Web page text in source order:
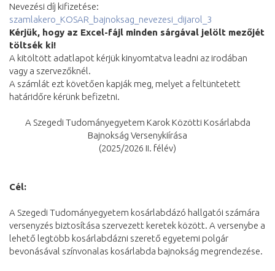
Nevezési díj kifizetése:
szamlakero_KOSAR_bajnoksag_nevezesi_dijarol_3
Kérjük, hogy az Excel-fájl minden sárgával jelölt mezőjét
töltsék ki!
A kitöltött adatlapot kérjük kinyomtatva leadni az irodában
vagy a szervezőknél.
A számlát ezt követően kapják meg, melyet a feltüntetett
határidőre kérünk befizetni.
A Szegedi Tudományegyetem Karok Közötti Kosárlabda
Bajnokság Versenykiírása
(2025/2026 II. félév)
Cél:
A Szegedi Tudományegyetem kosárlabdázó hallgatói számára
versenyzés biztosítása szervezett keretek között. A versenybe a
lehető legtöbb kosárlabdázni szerető egyetemi polgár
bevonásával színvonalas kosárlabda bajnokság megrendezése.